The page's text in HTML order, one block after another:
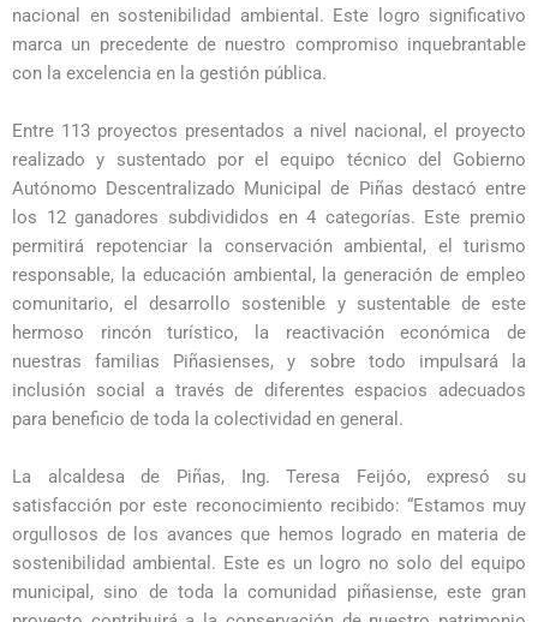
nacional en sostenibilidad ambiental. Este logro significativo
marca un precedente de nuestro compromiso inquebrantable
con la excelencia en la gestión pública.
Entre 113 proyectos presentados a nivel nacional, el proyecto
realizado y sustentado por el equipo técnico del Gobierno
Autónomo Descentralizado Municipal de Piñas destacó entre
los 12 ganadores subdivididos en 4 categorías. Este premio
permitirá repotenciar la conservación ambiental, el turismo
responsable, la educación ambiental, la generación de empleo
comunitario, el desarrollo sostenible y sustentable de este
hermoso rincón turístico, la reactivación económica de
nuestras familias Piñasienses, y sobre todo impulsará la
inclusión social a través de diferentes espacios adecuados
para beneficio de toda la colectividad en general.
La alcaldesa de Piñas, Ing. Teresa Feijóo, expresó su
satisfacción por este reconocimiento recibido: “Estamos muy
orgullosos de los avances que hemos logrado en materia de
sostenibilidad ambiental. Este es un logro no solo del equipo
municipal, sino de toda la comunidad piñasiense, este gran